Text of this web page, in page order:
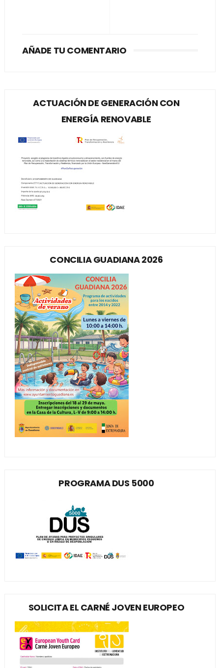
AÑADE TU COMENTARIO
ACTUACIÓN DE GENERACIÓN CON
ENERGÍA RENOVABLE
CONCILIA GUADIANA 2026
PROGRAMA DUS 5000
SOLICITA EL CARNÉ JOVEN EUROPEO